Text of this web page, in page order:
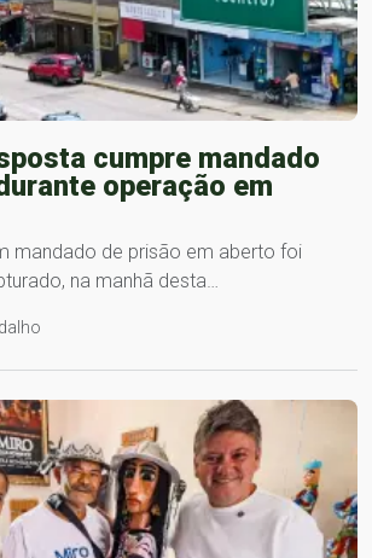
cumpre mandado
operação em
mandado de prisão em aberto foi
na manhã desta…